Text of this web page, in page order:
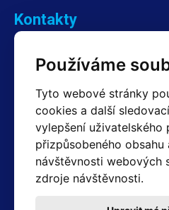
Používáme
Tyto webové stránky
cookies a další
vylepšení uživatelského
přizpůsobeného obsahu
návštěvnosti webových
zdroje návštěvnosti.
Kontakty
+420 603 357 606 +420
Fakturační a expediční oddělení
+420 605 259 759 (Po–Pá: 7:30 –
Technické oddělení
+420 603 355 085 (Po–Pá: 8:00 –
servis@hotair.cz